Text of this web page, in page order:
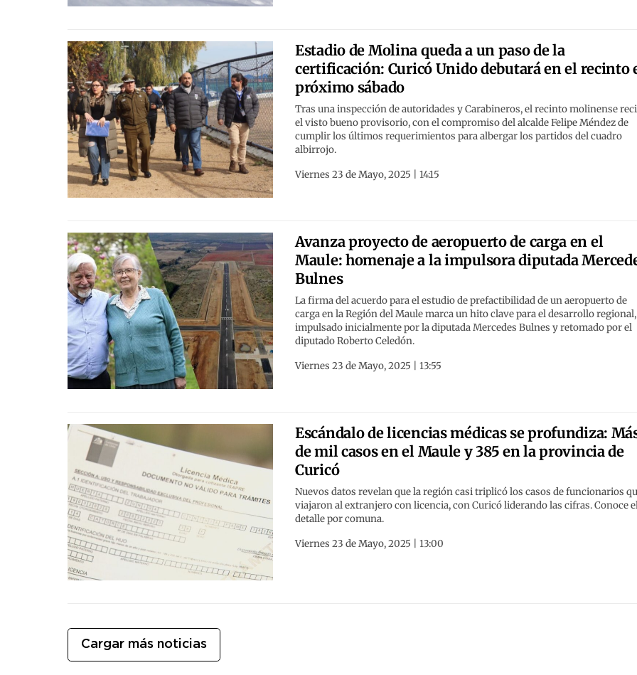
Estadio de Molina queda a un paso de la
certificación: Curicó Unido debutará en el recinto
próximo sábado
Tras una inspección de autoridades y Carabineros, el recinto molinense
el visto bueno provisorio, con el compromiso del alcalde Felipe Méndez de
cumplir los últimos requerimientos para albergar los partidos del cuadro
albirrojo.
Viernes 23 de Mayo, 2025 | 14:15
Avanza proyecto de aeropuerto de carga en el
Maule: homenaje a la impulsora diputada
Bulnes
La firma del acuerdo para el estudio de prefactibilidad de un aeropuerto de
carga en la Región del Maule marca un hito clave para el desarrollo regional,
impulsado inicialmente por la diputada Mercedes Bulnes y retomado por el
diputado Roberto Celedón.
Viernes 23 de Mayo, 2025 | 13:55
Escándalo de licencias médicas se profundiza:
de mil casos en el Maule y 385 en la provincia de
Curicó
Nuevos datos revelan que la región casi triplicó los casos de funcionarios
viajaron al extranjero con licencia, con Curicó liderando las cifras. Conoce
detalle por comuna.
Viernes 23 de Mayo, 2025 | 13:00
Cargar más noticias